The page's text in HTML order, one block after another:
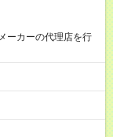
ーカーの代理店を行